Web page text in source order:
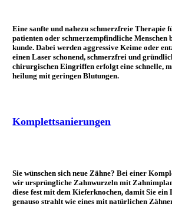
Eine sanfte und nahezu schmerz­freie The­rapie
patienten oder schmerz­em­pfindliche
kunde. Dabei werden aggressive Keime oder
einen Laser schonend, schmerz­frei und
chirurgischen Ein­griffen er­folgt eine schnelle,
heilung mit ge­ringen Blutungen.
Komplettsanierungen
Sie wünschen sich neue Zähne? Bei einer
wir ur­sprüng­liche Zahn­wurzeln mit
diese fest mit dem Kiefer­knochen, damit Sie ein
genauso strahlt wie eines mit natür­lichen